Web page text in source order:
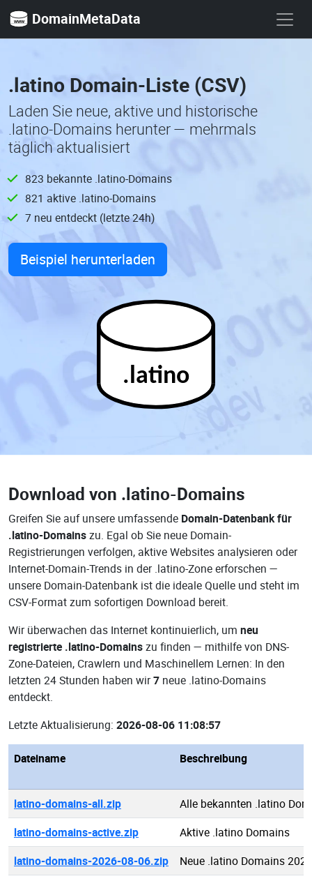
DomainMetaData
.latino Domain-Liste (CSV)
Laden Sie neue, aktive und historische
.latino-Domains herunter — mehrmals
täglich aktualisiert
823 bekannte .latino-Domains
821 aktive .latino-Domains
7 neu entdeckt (letzte 24h)
Beispiel herunterladen
.latino
Download von .latino-Domains
Greifen Sie auf unsere umfassende Domain-Datenbank für
.latino-Domainszu. Egal ob Sie neue Domain-
Registrierungen verfolgen, aktive Websites analysieren oder
Internet-Domain-Trends in der .latino-Zone erforschen —
unsere Domain-Datenbank ist die ideale Quelle und steht im
CSV-Format zum sofortigen Download bereit.
Wir überwachen das Internet kontinuierlich, um neu
registrierte .latino-Domainszu finden — mithilfe von DNS-
Zone-Dateien, Crawlern und Maschinellem Lernen: In den
letzten 24 Stunden haben wir7 neue .latino-Domains
entdeckt.
Letzte Aktualisierung: 2026-08-06 11:08:57
Dateiname Beschreibung
latino-domains-all.zip
Alle bekannten .latino
latino-domains-active.zip
Aktive .latino Domains
latino-domains-2026-08-06.zip
Neue .latino Domains